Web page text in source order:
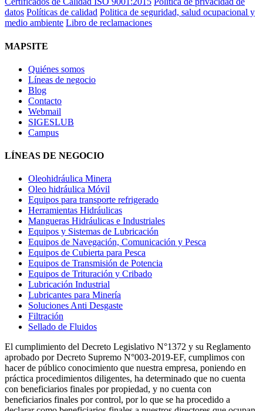
datos Políticas de calidad Politica de seguridad, salud ocupacional y
medio ambiente Libro de reclamaciones
MAPSITE
Quiénes somos
Líneas de negocio
Blog
Contacto
Webmail
SIGESLUB
Campus
LÍNEAS DE NEGOCIO
Oleohidráulica Minera
Oleo hidráulica Móvil
Equipos para transporte refrigerado
Herramientas Hidráulicas
Mangueras Hidráulicas e Industriales
Equipos y Sistemas de Lubricación
Equipos de Navegación, Comunicación y Pesca
Equipos de Cubierta para Pesca
Equipos de Transmisión de Potencia
Equipos de Trituración y Cribado
Lubricación Industrial
Lubricantes para Minería
Soluciones Anti Desgaste
Filtración
Sellado de Fluidos
El cumplimiento del Decreto Legislativo N°1372 y su Reglamento
aprobado por Decreto Supremo N°003-2019-EF, cumplimos con
hacer de público conocimiento que nuestra empresa, poniendo en
práctica procedimientos diligentes, ha determinado que no cuenta
con beneficiarios finales por propiedad, y no cuenta con
beneficiarios finales por control, por lo que se ha procedido a